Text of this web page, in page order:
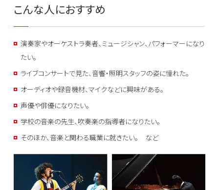
こんな人におすすめ
演奏家やオーケストラ奏者、ミュージシャン、パフォーマーになり
たい。
ライブコンサートで見た、音響・照明スタッフの姿に憧れた。
オーディオや録音機材、マイクなどに興味がある。
声優や俳優になりたい。
学校の音楽の先生、吹奏楽の指導者になりたい。
そのほか、音楽と関わる職業に就きたい。 など